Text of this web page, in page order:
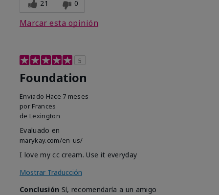
21 0
Marcar esta opinión
5
Foundation
Enviado Hace 7 meses
por Frances
de Lexington
Evaluado en
marykay.com/en-us/
I love my cc cream. Use it everyday
Mostrar Traducción
Conclusión Sí, recomendaría a un amigo